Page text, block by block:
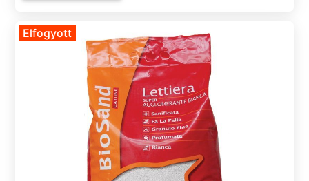
Elfogyott